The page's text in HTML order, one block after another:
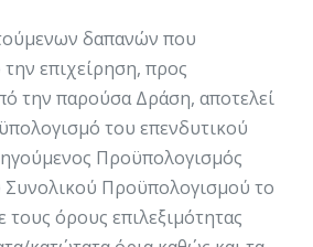
δαπανών που
επιχείρηση, προς
την παρούσα Δράση, αποτελεί
του επενδυτικού
Προϋπολογισμός
Συνολικού Προϋπολογισμού το
όρους επιλεξιμότητας